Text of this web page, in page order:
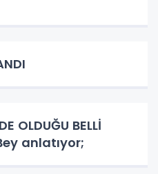
ANDI
OLDUĞU BELLİ
anlatıyor;